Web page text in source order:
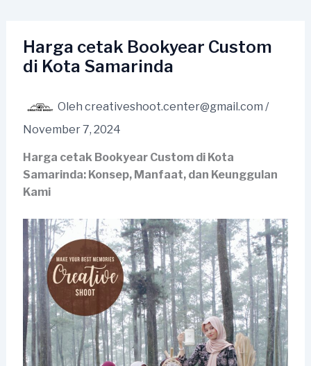
kontenHarga cetak Bookyear Custom
di Kota Samarinda
Oleh creativeshoot.center@gmail.com /
November 7, 2024
Harga cetak Bookyear Custom di Kota
Samarinda: Konsep, Manfaat, dan Keunggulan
Kami